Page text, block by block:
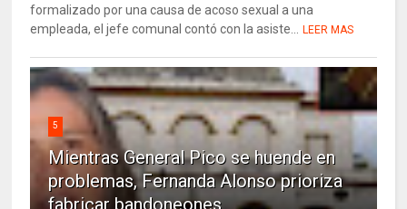
formalizado por una causa de acoso sexual a una
empleada, el jefe comunal contó con la asiste...
LEER MAS
5
Mientras General Pico se huende en
problemas, Fernanda Alonso prioriza
fabricar bandoneones